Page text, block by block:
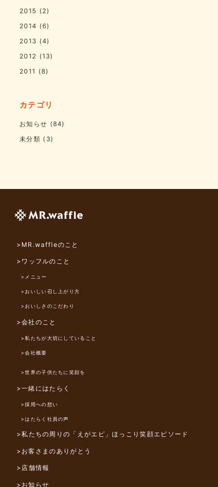
2015 (2)
2014 (6)
2013 (4)
2012 (13)
2011 (8)
カテゴリ
お知らせ (84)
未分類 (3)
>MR.waffleのこと
>ワッフルのこと
>メニュー
>おいしい召し上がり方
>おいしさのこだわり
>会社のこと
>私たちが大切にしていること
>会社概要
>世界の子供たちに笑顔を
>一緒にはたらく
>採用への想い
>はたらく社員の声
>私たちの周りの「えがエピ」ほっこり笑顔エピソード
>お客さまのありがとう
>店舗情報
>お知らせ